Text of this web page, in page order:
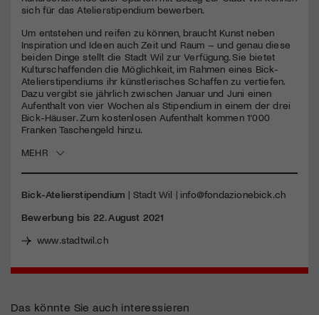
sich für das Atelierstipendium bewerben.
Um entstehen und reifen zu können, braucht Kunst neben
Inspiration und Ideen auch Zeit und Raum – und genau diese
beiden Dinge stellt die Stadt Wil zur Verfügung. Sie bietet
Kulturschaffenden die Möglichkeit, im Rahmen eines Bick-
Atelierstipendiums ihr künstlerisches Schaffen zu vertiefen.
Dazu vergibt sie jährlich zwischen Januar und Juni einen
Aufenthalt von vier Wochen als Stipendium in einem der drei
Bick-Häuser. Zum kostenlosen Aufenthalt kommen 1‘000
Franken Taschengeld hinzu.
MEHR
Bick-Atelierstipendium | Stadt Wil | info@fondazionebick.ch
Bewerbung bis 22. August 2021
www.stadtwil.ch
Das könnte Sie auch interessieren
Jetzt Mitglied werden